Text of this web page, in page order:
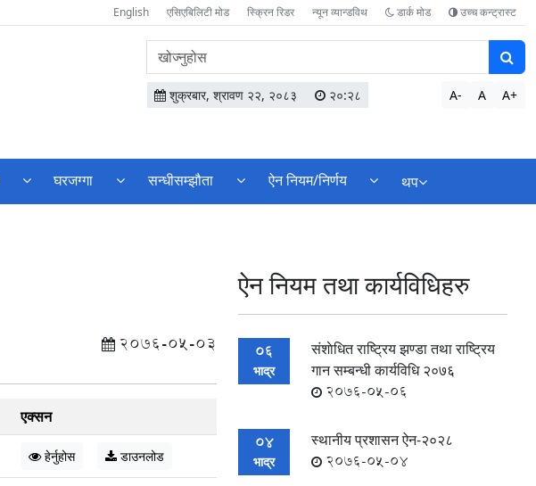
English एसिएबिलिटी मोड स्क्रिन रिडर न्यून व्यान्डविथ डार्क मोड उच्च कन्ट्रास्ट
वेबसाइटमा
सामग्री
खोज्नुहोस
शुक्रबार, श्रावण २२, २०८३ २०:२८ A- A A+
घरजग्गा सन्धीसम्झौता ऐन नियम/निर्णय थप
2076-05-03
एक्सन
हेर्नुहोस डाउनलोड
ऐन नियम तथा कार्यविधिहरु
06
भाद्र
स‌ंशाेधित राष्ट्रिय झण्डा तथा राष्ट्रिय
गान सम्बन्धी कार्यविधि २०७६
2076-05-06
04
भाद्र
स्थानीय प्रशासन ऐन-२०२८
2076-05-04